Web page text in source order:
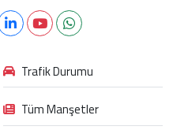
Trafik Durumu
Tüm Manşetler